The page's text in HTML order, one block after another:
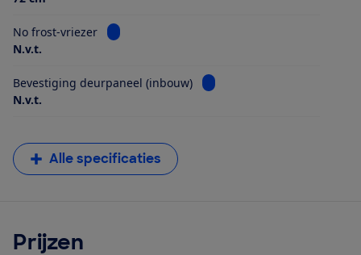
No frost-vriezer
Bekijk informatie voor No frost-vriezer
N.v.t.
Bevestiging deurpaneel (inbouw)
Bekijk informatie voor
N.v.t.
Alle specificaties
Prijzen